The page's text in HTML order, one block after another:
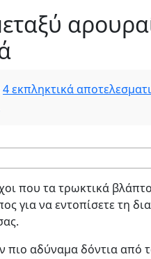
4 εκπληκτικά
που τα τρωκτικά
για να εντοπίσετε τη
πιο αδύναμα δόντια από